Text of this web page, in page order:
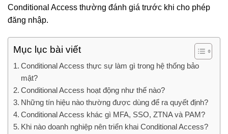
Conditional Access thường đánh giá trước khi cho phép
đăng nhập.
Mục lục bài viết
Conditional Access thực sự làm gì trong hệ thống bảo
mật?
Conditional Access hoạt động như thế nào?
Những tín hiệu nào thường được dùng để ra quyết định?
Conditional Access khác gì MFA, SSO, ZTNA và PAM?
Khi nào doanh nghiệp nên triển khai Conditional Access?